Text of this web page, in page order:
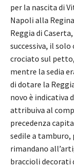
per la nascita di
Napoli alla
Reggia di
successiva, il
crociato sul
mentre la sedia
di dotare la
novo è indicativa
attribuiva al
precedenza
sedile a
rimandano
braccioli decorati